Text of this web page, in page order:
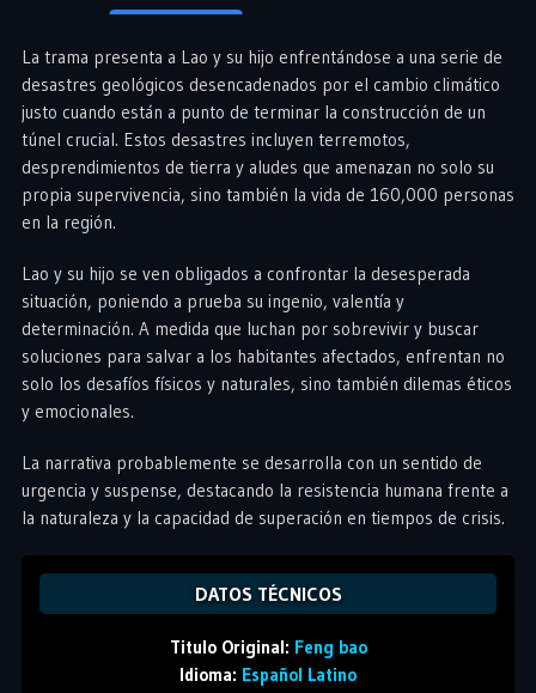
La trama presenta a Lao y su hijo enfrentándose a una serie de
desastres geológicos desencadenados por el cambio climático
justo cuando están a punto de terminar la construcción de un
túnel crucial. Estos desastres incluyen terremotos,
desprendimientos de tierra y aludes que amenazan no solo su
propia supervivencia, sino también la vida de 160,000 personas
en la región.
Lao y su hijo se ven obligados a confrontar la desesperada
situación, poniendo a prueba su ingenio, valentía y
determinación. A medida que luchan por sobrevivir y buscar
soluciones para salvar a los habitantes afectados, enfrentan no
solo los desafíos físicos y naturales, sino también dilemas éticos
y emocionales.
La narrativa probablemente se desarrolla con un sentido de
urgencia y suspense, destacando la resistencia humana frente a
la naturaleza y la capacidad de superación en tiempos de crisis.
DATOS TÉCNICOS
Titulo Original: Feng bao
Idioma: Español Latino